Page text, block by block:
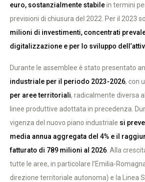
euro, sostanzialmente stabilein termini
previsioni di chiusura del 2022. Per il 2023
milioni di investimenti, concentrati
digitalizzazione e per lo sviluppo
Durante le assemblee è stato presentato
industriale per il periodo 2023-2026, con u
per aree territoriali, radicalmente diversa
linee produttive adottata in precedenza.
vigenza del nuovo piano industriale si
media annua aggregata del 4% e il
fatturato di 789 milioni al 2026 . Alla
tutte le aree, in particolare l’Emilia-
direzione territoriale autonoma) e la Linea